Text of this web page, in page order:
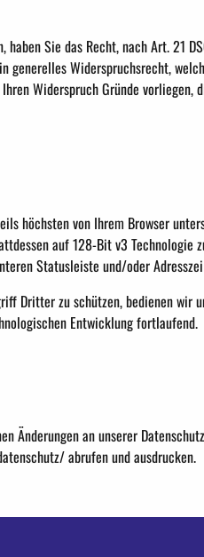
Sie das Recht, nach Art. 21
Widerspruchsrecht,
Widerspruch Gründe vorliegen,
höchsten von Ihrem Browser
auf 128-Bit v3 Technologie
Statusleiste und/oder
Dritter zu schützen, bedienen wir
Entwicklung fortlaufend.
Änderungen an unserer
abrufen und ausdrucken.